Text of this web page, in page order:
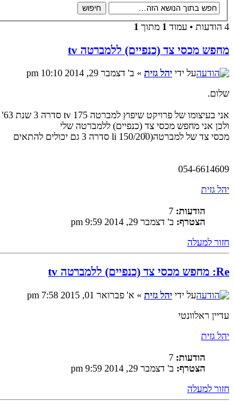
4 הודעות • עמוד 1 מתוך 1
מחפש מכסי צד (כנפיים) ללמברטה tv
על ידי יהל גזית » ב' דצמבר 29, 2014 10:10 pm
שלום.
אני בעיצומו של פרויקט שיפוץ למברטה tv 175 סדרה 3 שנת 63'
ולכן אני מחפש מכסי צד (כנפיים) ללמברטה שלי
מכסי צד של למברטה(150/200ׁׂׂ li סדרה 3 גם יכולים להתאים
054-6614609
יהל גזית
הודעות:
הצטרף: ב' דצמבר 29, 2014 9:59 pm
חזור למעלה
Re: מחפש מכסי צד (כנפיים) ללמברטה tv
על ידי יהל גזית » א' פברואר 01, 2015 7:58 pm
עדיין ראלוונטי
יהל גזית
הודעות:
הצטרף: ב' דצמבר 29, 2014 9:59 pm
חזור למעלה